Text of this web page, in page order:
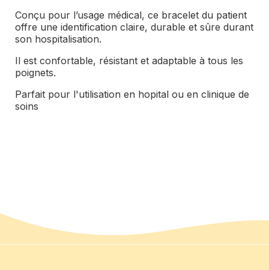
Conçu pour l’usage médical, ce bracelet du patient
offre une identification claire, durable et sûre durant
son hospitalisation.
Il est confortable, résistant et adaptable à tous les
poignets.
Parfait pour l'utilisation en hopital ou en clinique de
soins